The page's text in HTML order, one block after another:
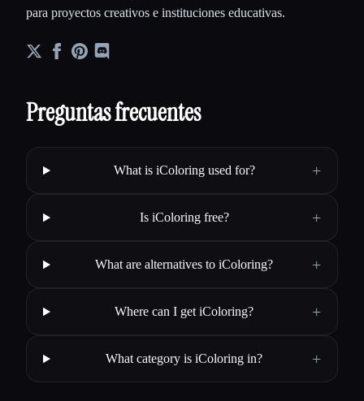
para proyectos creativos e instituciones educativas.
Preguntas frecuentes
What is iColoring used for? +
Is iColoring free? +
What are alternatives to iColoring? +
Where can I get iColoring? +
What category is iColoring in? +